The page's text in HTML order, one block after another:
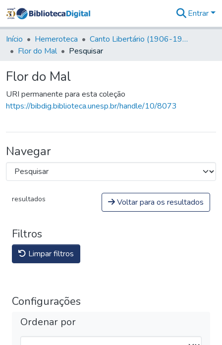
&
Coleções
Tudo na
Estatísticas
Entrar
Início Hemeroteca
Canto Libertário (1906-1995)
Flor do Mal
Pesquisar
Flor do Mal
URI permanente para esta coleção
https://bibdig.biblioteca.unesp.br/handle/10/8073
Navegar
resultados Voltar para os resultados
Filtros
Limpar filtros
Configurações
Ordenar por